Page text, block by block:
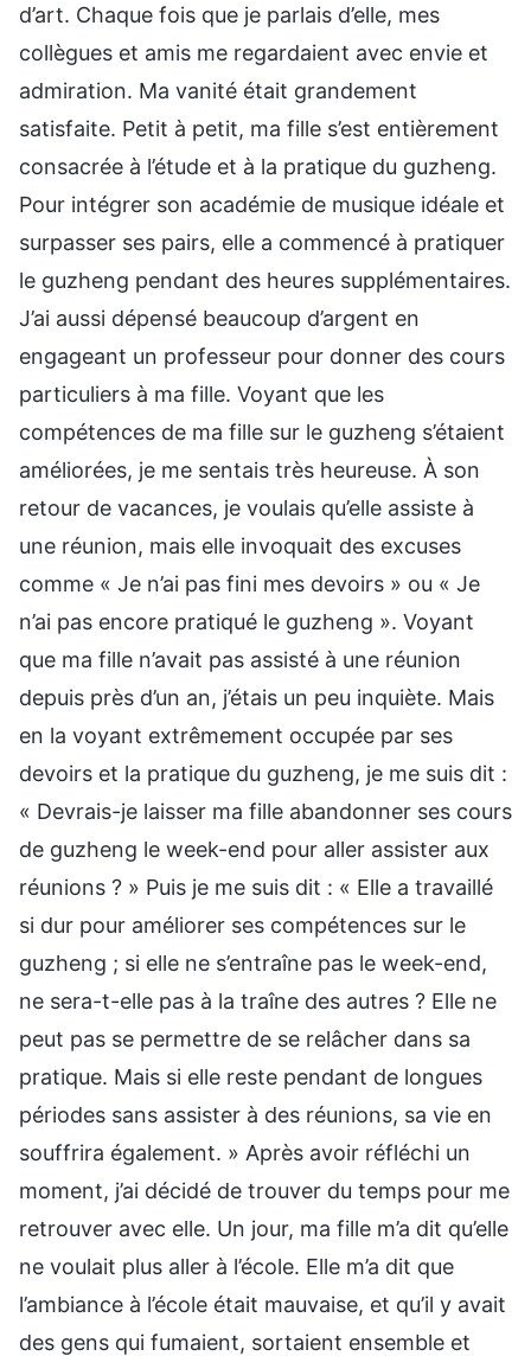
d’art. Chaque fois que je parlais d’elle, mes
collègues et amis me regardaient avec envie et
admiration. Ma vanité était grandement
satisfaite. Petit à petit, ma fille s’est entièrement
consacrée à l’étude et à la pratique du guzheng.
Pour intégrer son académie de musique idéale et
surpasser ses pairs, elle a commencé à pratiquer
le guzheng pendant des heures supplémentaires.
J’ai aussi dépensé beaucoup d’argent en
engageant un professeur pour donner des cours
particuliers à ma fille. Voyant que les
compétences de ma fille sur le guzheng s’étaient
améliorées, je me sentais très heureuse. À son
retour de vacances, je voulais qu’elle assiste à
une réunion, mais elle invoquait des excuses
comme « Je n’ai pas fini mes devoirs » ou « Je
n’ai pas encore pratiqué le guzheng ». Voyant
que ma fille n’avait pas assisté à une réunion
depuis près d’un an, j’étais un peu inquiète. Mais
en la voyant extrêmement occupée par ses
devoirs et la pratique du guzheng, je me suis dit :
« Devrais-je laisser ma fille abandonner ses cours
de guzheng le week-end pour aller assister aux
réunions ? » Puis je me suis dit : « Elle a travaillé
si dur pour améliorer ses compétences sur le
guzheng ; si elle ne s’entraîne pas le week-end,
ne sera-t-elle pas à la traîne des autres ? Elle ne
peut pas se permettre de se relâcher dans sa
pratique. Mais si elle reste pendant de longues
périodes sans assister à des réunions, sa vie en
souffrira également. » Après avoir réfléchi un
moment, j’ai décidé de trouver du temps pour me
retrouver avec elle. Un jour, ma fille m’a dit qu’elle
ne voulait plus aller à l’école. Elle m’a dit que
l’ambiance à l’école était mauvaise, et qu’il y avait
des gens qui fumaient, sortaient ensemble et